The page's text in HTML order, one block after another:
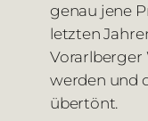
genau jene
letzten
werden und
übertönt.